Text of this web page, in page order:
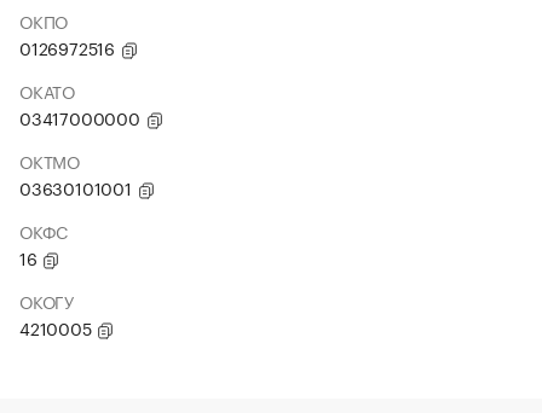
ОКПО
0126972516
ОКАТО
03417000000
ОКТМО
03630101001
ОКФС
16
ОКОГУ
4210005